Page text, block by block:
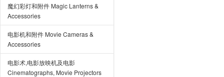
魔幻彩灯和附件 Magic Lanterns &
Accessories
电影机和附件 Movie Cameras &
Accessories
电影术,电影放映机及电影
Cinematographs, Movie Projectors